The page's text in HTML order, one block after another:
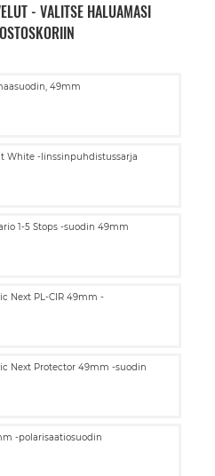
- VALITSE HALUAMASI
49mm
White -linssinpuhdistussarja
1-5 Stops -suodin 49mm
Next PL-CIR 49mm -
Next Protector 49mm -suodin
-polarisaatiosuodin